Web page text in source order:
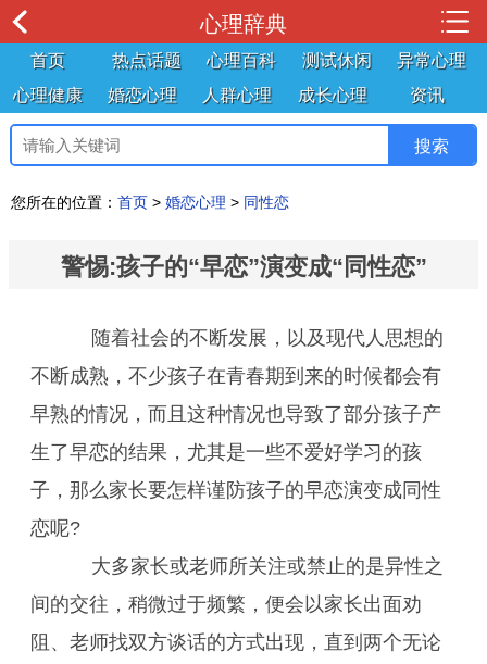
心理辞典
首页 热点话题 心理百科 测试休闲
异常心理
心理健康
婚恋心理 人群心理 成长心理 资讯
您所在的位置： 首页 > 婚恋心理 > 同性恋
警惕:孩子的“早恋”演变成“同性恋”
随着社会的不断发展，以及现代人思想的
不断成熟，不少孩子在青春期到来的时候都会有
早熟的情况，而且这种情况也导致了部分孩子产
生了早恋的结果，尤其是一些不爱好学习的孩
子，那么家长要怎样谨防孩子的早恋演变成同性
恋呢?
大多家长或老师所关注或禁止的是异性之
间的交往，稍微过于频繁，便会以家长出面劝
阻、老师找双方谈话的方式出现，直到两个无论